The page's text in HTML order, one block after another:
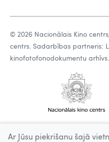
© 2026 Nacionālais Kino
centrs. Sadarbības partneris:
kinofotofonodokumentu arhīvs.
Ar Jūsu piekrišanu šajā